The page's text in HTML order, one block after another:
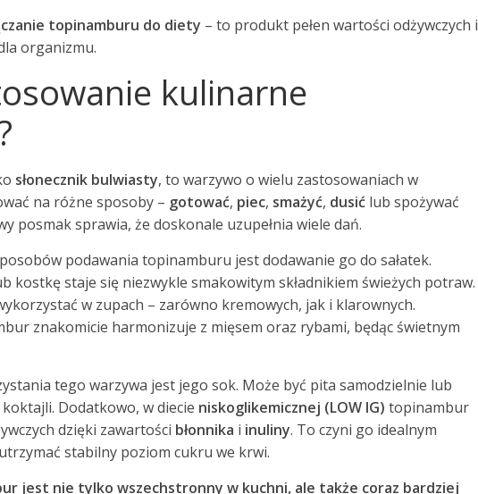
topinamburu do diety – to produkt pełen wartości odżywczych i
organizmu.
kulinarne
słonecznik bulwiasty, to warzywo o wielu zastosowaniach w
na różne sposoby – gotować, piec, smażyć, dusić lub spożywać
posmak sprawia, że doskonale uzupełnia wiele dań.
podawania topinamburu jest dodawanie go do sałatek.
kostkę staje się niezwykle smakowitym składnikiem świeżych potraw.
w zupach – zarówno kremowych, jak i klarownych.
znakomicie harmonizuje z mięsem oraz rybami, będąc świetnym
tego warzywa jest jego sok. Może być pita samodzielnie lub
Dodatkowo, w diecie niskoglikemicznej (LOW IG) topinambur
dzięki zawartości błonnika i inuliny. To czyni go idealnym
stabilny poziom cukru we krwi.
jest nie tylko wszechstronny w kuchni, ale także coraz bardziej